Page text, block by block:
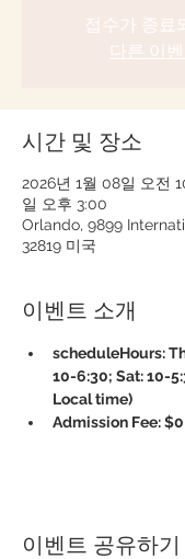
접수가 종료
다른 이벤
시간 및 장소
2026년 1월 08일 오전
일 오후 3:00
Orlando, 9899
32819 미국
이벤트 소개
scheduleHours:
10-6:30; Sat: 10-
Local time)
Admission Fee: $0
이벤트 공유하기